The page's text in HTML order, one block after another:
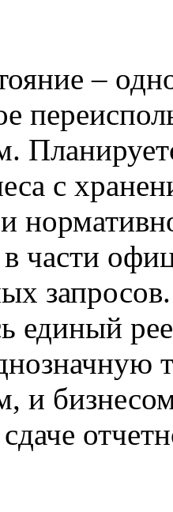
–
с
и
части
единый
и